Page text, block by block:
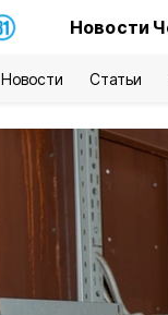
Новости
Новости Статьи